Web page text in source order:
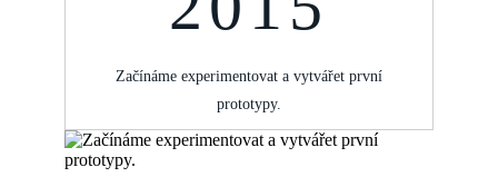
Začínáme experimentovat a vytvářet první
prototypy.